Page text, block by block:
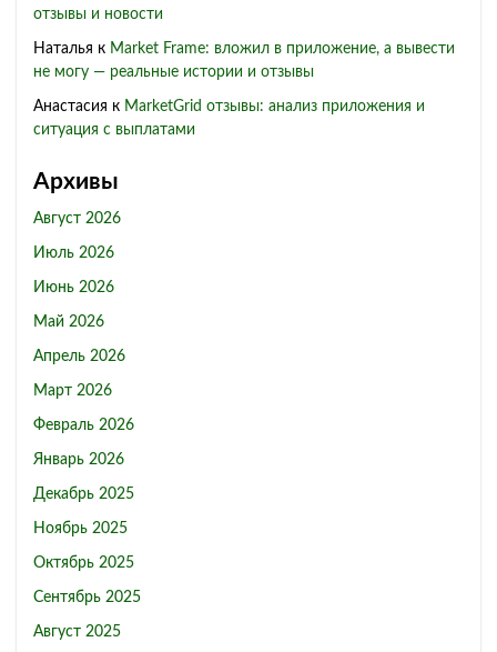
отзывы и новости
Наталья к Market Frame: вложил в приложение, а вывести
не могу — реальные истории и отзывы
Анастасия к MarketGrid отзывы: анализ приложения и
ситуация с выплатами
Архивы
Август 2026
Июль 2026
Июнь 2026
Май 2026
Апрель 2026
Март 2026
Февраль 2026
Январь 2026
Декабрь 2025
Ноябрь 2025
Октябрь 2025
Сентябрь 2025
Август 2025